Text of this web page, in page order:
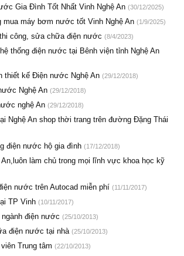
Gia Đình Tốt Nhất Vinh Nghệ An (30/12/2025)
mua máy bơm nước tốt Vinh Nghệ An (1/9/2025)
công, sửa chữa điện nước (8/4/2023)
thống điện nước tại Bênh viện tỉnh Nghệ An
thiết kế Điện nước Nghệ An (29/12/2018)
Nghệ An (29/12/2018)
nghệ An (29/12/2018)
Nghệ An shop thời trang trên đường Đặng Thái
điện nước hộ gia đình (17/12/2018)
làm chủ trong mọi lĩnh vực khoa học kỹ
nước trên Autocad miễn phí (11/11/2017)
TP Vinh (10/11/2017)
điện nước (25/10/2013)
điện nước tại nhà (25/10/2013)
Trung tâm (22/10/2013)